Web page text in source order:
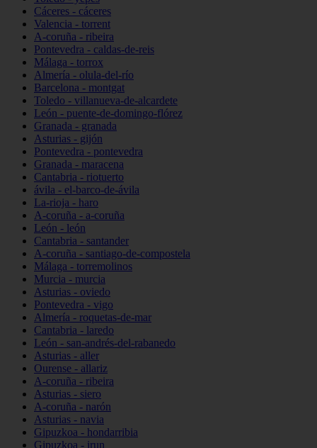
Cáceres - cáceres
Valencia - torrent
A-coruña - ribeira
Pontevedra - caldas-de-reis
Málaga - torrox
Almería - olula-del-río
Barcelona - montgat
Toledo - villanueva-de-alcardete
León - puente-de-domingo-flórez
Granada - granada
Asturias - gijón
Pontevedra - pontevedra
Granada - maracena
Cantabria - riotuerto
ávila - el-barco-de-ávila
La-rioja - haro
A-coruña - a-coruña
León - león
Cantabria - santander
A-coruña - santiago-de-compostela
Málaga - torremolinos
Murcia - murcia
Asturias - oviedo
Pontevedra - vigo
Almería - roquetas-de-mar
Cantabria - laredo
León - san-andrés-del-rabanedo
Asturias - aller
Ourense - allariz
A-coruña - ribeira
Asturias - siero
A-coruña - narón
Asturias - navia
Gipuzkoa - hondarribia
Gipuzkoa - irun